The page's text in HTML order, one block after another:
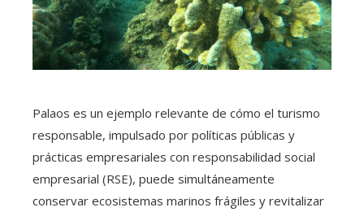
Palaos es un ejemplo relevante de cómo el turismo
responsable, impulsado por políticas públicas y
prácticas empresariales con responsabilidad social
empresarial (RSE), puede simultáneamente
conservar ecosistemas marinos frágiles y revitalizar